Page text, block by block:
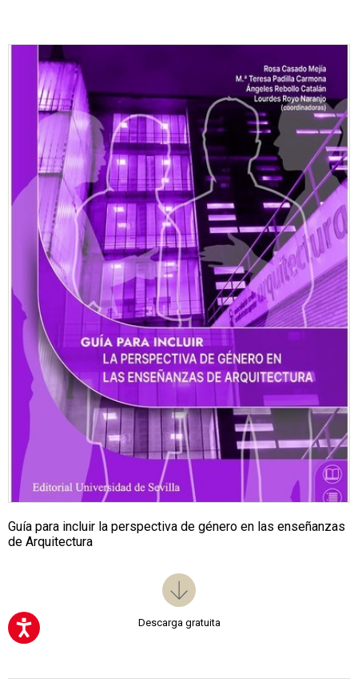
Guía para incluir la perspectiva de género en las enseñanzas
de Arquitectura
Descarga gratuita